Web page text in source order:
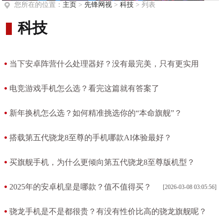
您所在的位置： 主页 > 先锋网视> 科技> 列表
科技
当下安卓阵营什么处理器好？没有最完美，只有更实用
电竞游戏手机怎么选？看完这篇就有答案了
新年换机怎么选？如何精准挑选你的“本命旗舰”？
搭载第五代骁龙8至尊的手机哪款AI体验最好？
买旗舰手机，为什么更倾向第五代骁龙8至尊版机型？
2025年的安卓机皇是哪款？值不值得买？ [2026-03-08 03:05:56]
骁龙手机是不是都很贵？有没有性价比高的骁龙旗舰呢？